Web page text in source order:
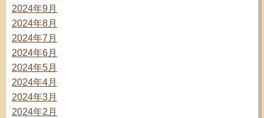
2024年9月
2024年8月
2024年7月
2024年6月
2024年5月
2024年4月
2024年3月
2024年2月